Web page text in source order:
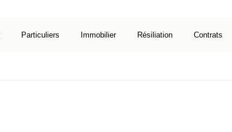
Particuliers Immobilier Résiliation Contrats